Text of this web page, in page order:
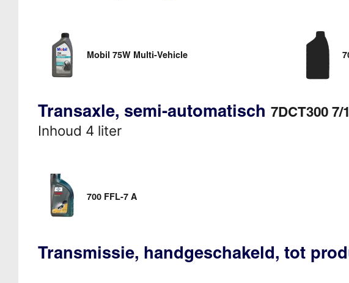
Mobil 75W Multi-Vehicle
Transaxle, semi-automatisch 7DCT300 7/1
Inhoud 4 liter
700 FFL-7 A
Transmissie, handgeschakeld, tot